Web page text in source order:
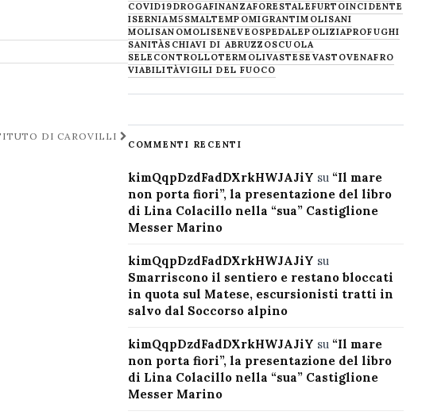
DI CAROVILLI
COVID19DROGAFINANZAFORESTALEFURTOINCIDENTE
ISERNIAM5SMALTEMPOMIGRANTIMOLISANI
MOLISANOMOLISENEVE OSPEDALEPOLIZIAPROFUGHI
SANITÀSCHIAVI DI ABRUZZOSCUOLA
SELECONTROLLOTERMOLIVASTESE VASTOVENAFRO
VIABILITÀVIGILI DEL FUOCO
COMMENTI RECENTI
kimQqpDzdFadDXrkHWJAJiY su “Il mare
non porta fiori”, la presentazione del libro
di Lina Colacillo nella “sua” Castiglione
Messer Marino
kimQqpDzdFadDXrkHWJAJiY su
Smarriscono il sentiero e restano bloccati
in quota sul Matese, escursionisti tratti in
salvo dal Soccorso alpino
kimQqpDzdFadDXrkHWJAJiY su “Il mare
non porta fiori”, la presentazione del libro
di Lina Colacillo nella “sua” Castiglione
Messer Marino